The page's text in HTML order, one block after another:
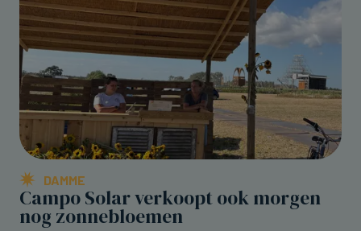
DAMME
Campo Solar verkoopt ook morgen
nog zonnebloemen